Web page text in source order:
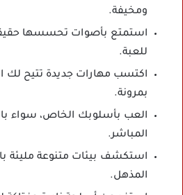
ومخيفة.
استمتع بأصوات تحسسها
للعبة.
اكتسب مهارات جديدة تتيح لك
بمرونة.
العب بأسلوبك الخاص، سواء
المباشر.
استكشف بيئات متنوعة مليئة
المذهل.